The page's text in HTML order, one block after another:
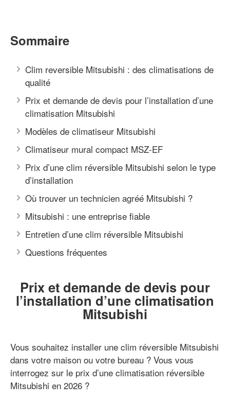
Sommaire
Clim reversible Mitsubishi : des climatisations de
qualité
Prix et demande de devis pour l’installation d’une
climatisation Mitsubishi
Modèles de climatiseur Mitsubishi
Climatiseur mural compact MSZ-EF
Prix d’une clim réversible Mitsubishi selon le type
d’installation
Où trouver un technicien agréé Mitsubishi ?
Mitsubishi : une entreprise fiable
Entretien d’une clim réversible Mitsubishi
Questions fréquentes
Prix et demande de devis pour
l’installation d’une climatisation
Mitsubishi
Vous souhaitez installer une clim réversible Mitsubishi
dans votre maison ou votre bureau ? Vous vous
interrogez sur le prix d’une climatisation réversible
Mitsubishi en 2026 ?